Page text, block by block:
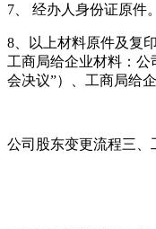
7、 经办人身份证原件。
8、以上材料原件及复
工商局给企业材料：公
会决议”）、工商局给企
公司股东变更流程三、